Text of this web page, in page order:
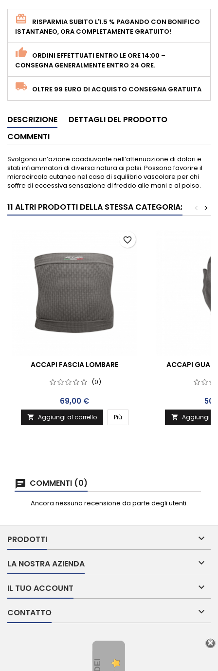
RISPARMIA SUBITO L'1.5 % PAGANDO CON BONIFICO
ISTANTANEO, ORA COMPLETAMENTE GRATUITO!
ORDINI EFFETTUATI ENTRO LE ORE 14:00 –
CONSEGNA GENERALMENTE ENTRO 24 ORE.
OLTRE 99 EURO DI ACQUISTO CONSEGNA GRATUITA
DESCRIZIONE
DETTAGLI DEL PRODOTTO
COMMENTI
Svolgono un’azione coadiuvante nell’attenuazione di dolori e
stati infiammatori di diversa natura ai polsi. Possono favorire il
microcircolo cutaneo nel caso di squilibrio vascolare per chi
soffre di eccessiva sensazione di freddo alle mani e al polso.
11 ALTRI PRODOTTI DELLA STESSA CATEGORIA: >
<
ACCAPI FASCIA LOMBARE
(0)
Prezzo
69,00 €
 Aggiungi al carrello Più
favorite_border
ACCAPI
 Aggiungi al
COMMENTI (0)
Ancora nessuna recensione da parte degli utenti.
PRODOTTI 
LA NOSTRA AZIENDA 
IL TUO ACCOUNT 
CONTATTO 